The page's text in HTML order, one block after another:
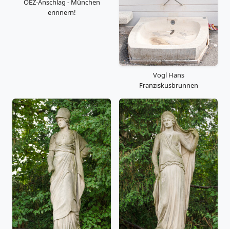
OEZ-Anschlag - München
erinnern!
Vogl Hans
Franziskusbrunnen